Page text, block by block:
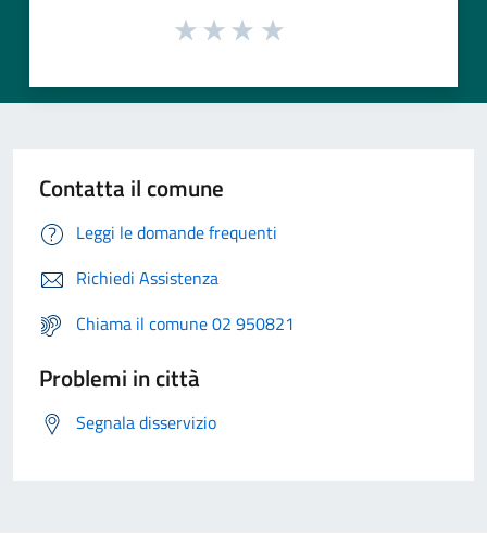
Contatta il comune
Leggi le domande frequenti
Richiedi Assistenza
Chiama il comune 02 950821
Problemi in città
Segnala disservizio